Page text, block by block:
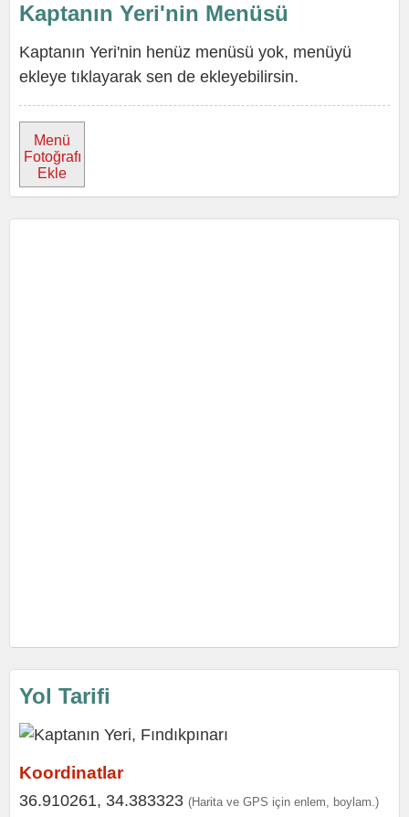
Kaptanın Yeri'nin Menüsü
Kaptanın Yeri'nin henüz menüsü yok, menüyü
ekleye tıklayarak sen de ekleyebilirsin.
Menü
Fotoğrafı
Ekle
Yol Tarifi
Koordinatlar
36.910261, 34.383323 (Harita ve GPS için enlem, boylam.)